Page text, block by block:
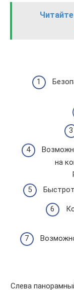
на
Слева